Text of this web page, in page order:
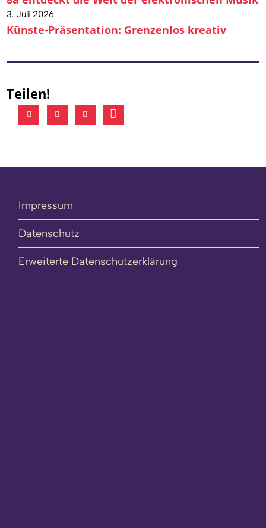
3. Juli 2026
Künste-Präsentation: Grenzenlos kreativ
Teilen!
Impressum
Datenschutz
Erweiterte Datenschutzerklärung